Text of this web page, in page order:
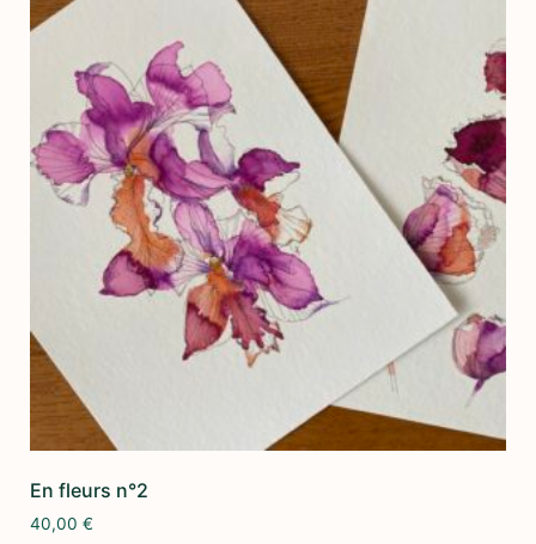
En fleurs n°2
40,00 €